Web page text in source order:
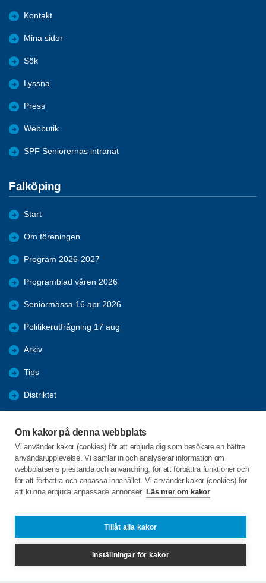
Om kakor på denna webbplats
Vi använder kakor (cookies) för att erbjuda dig som besökare en bättre
användarupplevelse. Vi samlar in och analyserar information om
webbplatsens prestanda och användning, för att förbättra funktioner och
för att förbättra och anpassa innehållet. Vi använder kakor (cookies) för
att kunna erbjuda anpassade annonser. Läs mer om kakor
Tillåt alla kakor
Inställningar för kakor
Kontakt
Mina sidor
Sök
Lyssna
Press
Webbutik
SPF Seniorernas intranät
Falköping
Start
Om föreningen
Program 2026-2027
Programblad våren 2026
Seniormässa 16 apr 2026
Politikerutfrågning 17 aug
Arkiv
Tips
Distriktet
Bli medlem
Nyheter
C/o:Ulla-Britt Hellman